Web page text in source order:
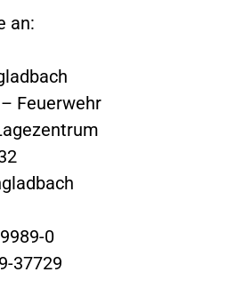
an:
Feuerwehr
0
37729